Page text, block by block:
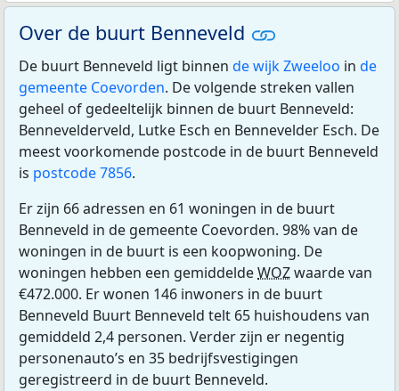
Over de buurt Benneveld
De buurt Benneveld ligt binnen de wijk Zweeloo in de
gemeente Coevorden. De volgende streken vallen
geheel of gedeeltelijk binnen de buurt Benneveld:
Bennevelderveld, Lutke Esch en Bennevelder Esch. De
meest voorkomende postcode in de buurt Benneveld
is postcode 7856.
Er zijn 66 adressen en 61 woningen in de buurt
Benneveld in de gemeente Coevorden. 98% van de
woningen in de buurt is een koopwoning. De
woningen hebben een gemiddeldeWOZwaarde van
€472.000. Er wonen 146 inwoners in de buurt
Benneveld Buurt Benneveld telt 65 huishoudens van
gemiddeld 2,4 personen. Verder zijn er negentig
personenauto’s en 35 bedrijfsvestigingen
geregistreerd in de buurt Benneveld.